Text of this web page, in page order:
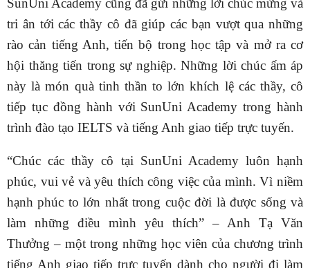
SunUni Academy cũng đã gửi những lời chúc mừng và
tri ân tới các thầy cô đã giúp các bạn vượt qua những
rào cản tiếng Anh, tiến bộ trong học tập và mở ra cơ
hội thăng tiến trong sự nghiệp. Những lời chúc ấm áp
này là món quà tinh thần to lớn khích lệ các thầy, cô
tiếp tục đồng hành với SunUni Academy trong hành
trình đào tạo IELTS và tiếng Anh giao tiếp trực tuyến.
“Chúc các thầy cô tại SunUni Academy luôn hạnh
phúc, vui vẻ và yêu thích công việc của mình. Vì niềm
hạnh phúc to lớn nhất trong cuộc đời là được sống và
làm những điều mình yêu thích” – Anh Tạ Văn
Thưởng – một trong những học viên của chương trình
tiếng Anh giao tiếp trực tuyến dành cho người đi làm